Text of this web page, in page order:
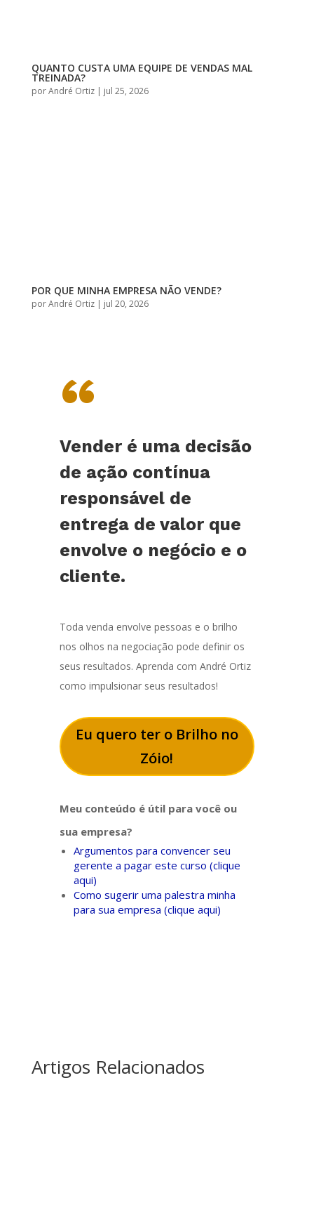
QUANTO CUSTA UMA EQUIPE DE VENDAS MAL
TREINADA?
porAndré Ortiz| jul 25, 2026
POR QUE MINHA EMPRESA NÃO VENDE?
porAndré Ortiz| jul 20, 2026
“
Vender é uma decisão
de ação contínua
responsável de
entrega de valor que
envolve o negócio e o
cliente.
Toda venda envolve pessoas e o brilho
nos olhos na negociação pode definir os
seus resultados. Aprenda com André Ortiz
como impulsionar seus resultados!
Eu quero ter o Brilho no
Zóio!
Meu conteúdo é útil para você ou
sua empresa?
Argumentos para convencer seu
gerente a pagar este curso (clique
aqui)
Como sugerir uma palestra minha
para sua empresa (clique aqui)
Artigos Relacionados